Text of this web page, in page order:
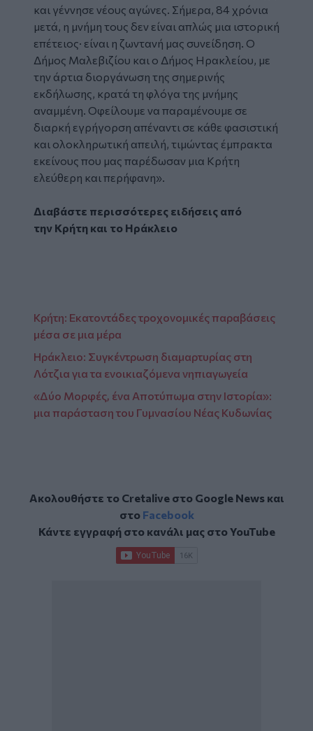
και γέννησε νέους αγώνες. Σήμερα, 84 χρόνια
μετά, η μνήμη τους δεν είναι απλώς μια ιστορική
επέτειος· είναι η ζωντανή μας συνείδηση. Ο
Δήμος Μαλεβιζίου και ο Δήμος Ηρακλείου, με
την άρτια διοργάνωση της σημερινής
εκδήλωσης, κρατά τη φλόγα της μνήμης
αναμμένη. Οφείλουμε να παραμένουμε σε
διαρκή εγρήγορση απέναντι σε κάθε φασιστική
και ολοκληρωτική απειλή, τιμώντας έμπρακτα
εκείνους που μας παρέδωσαν μια Κρήτη
ελεύθερη και περήφανη».
Διαβάστε περισσότερες ειδήσεις από
την Κρήτη και το Ηράκλειο
Κρήτη: Εκατοντάδες τροχονομικές παραβάσεις
μέσα σε μια μέρα
Ηράκλειο: Συγκέντρωση διαμαρτυρίας στη
Λότζια για τα ενοικιαζόμενα νηπιαγωγεία
«Δύο Μορφές, ένα Αποτύπωμα στην Ιστορία»:
μια παράσταση του Γυμνασίου Νέας Κυδωνίας
Ακολουθήστε το Cretalive στο Google Newsκαι
στο Facebook
Κάντε εγγραφή στο κανάλι μας στοYouTube